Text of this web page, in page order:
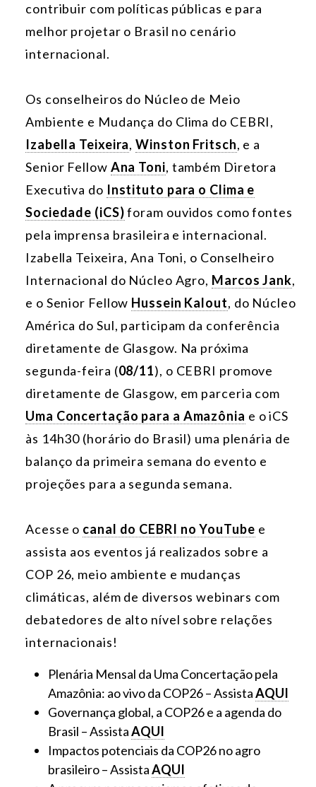
contribuir com políticas públicas e para
melhor projetar o Brasil no cenário
internacional.
Os conselheiros do Núcleo de Meio
Ambiente e Mudança do Clima do CEBRI,
Izabella Teixeira,Winston Fritsch, e a
Senior Fellow Ana Toni, também Diretora
Executiva do Instituto para o Clima e
Sociedade (iCS)foram ouvidos como fontes
pela imprensa brasileira e internacional.
Izabella Teixeira, Ana Toni, o Conselheiro
Internacional do Núcleo Agro, Marcos Jank,
e o Senior Fellow Hussein Kalout, do Núcleo
América do Sul, participam da conferência
diretamente de Glasgow. Na próxima
segunda-feira (08/11), o CEBRI promove
diretamente de Glasgow, em parceria com
Uma Concertação para a Amazônia e o iCS
às 14h30 (horário do Brasil) uma plenária de
balanço da primeira semana do evento e
projeções para a segunda semana.
Acesse o canal do CEBRI no YouTube e
assista aos eventos já realizados sobre a
COP 26, meio ambiente e mudanças
climáticas, além de diversos webinars com
debatedores de alto nível sobre relações
internacionais!
Plenária Mensal da Uma Concertação pela
Amazônia: ao vivo da COP26 – AssistaAQUI
Governança global, a COP26 e a agenda do
Brasil – AssistaAQUI
Impactos potenciais da COP26 no agro
brasileiro – AssistaAQUI